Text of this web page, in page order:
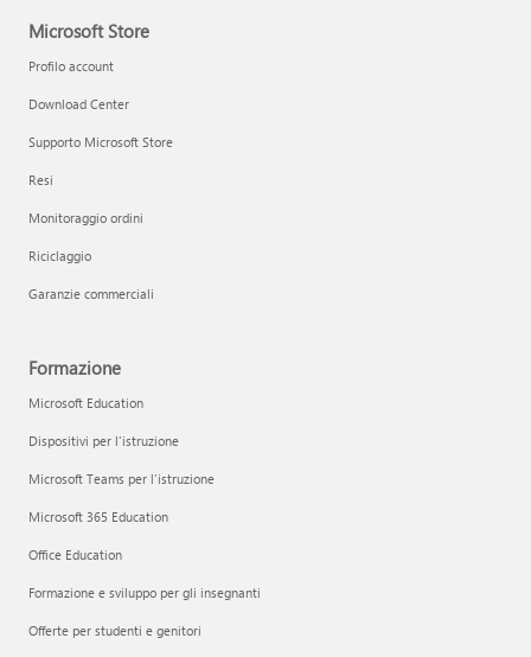
Microsoft Store
Profilo account
Download Center
Supporto Microsoft Store
Resi
Monitoraggio ordini
Riciclaggio
Garanzie commerciali
Formazione
Microsoft Education
Dispositivi per l'istruzione
Microsoft Teams per l'istruzione
Microsoft 365 Education
Office Education
Formazione e sviluppo per gli insegnanti
Offerte per studenti e genitori